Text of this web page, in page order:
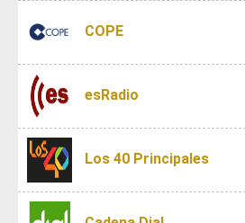
COPE
esRadio
Los 40 Principales